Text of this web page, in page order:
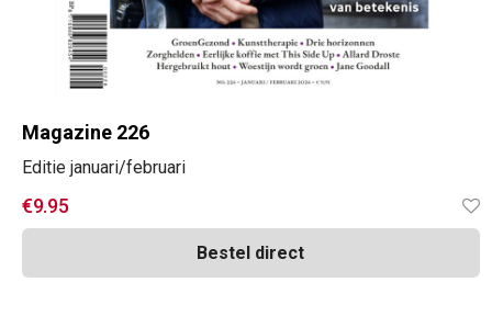
Magazine 226
Editie januari/februari
€9.95
Bestel direct